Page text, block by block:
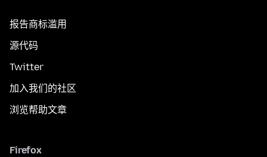
报告商标滥用
源代码
Twitter
加入我们的社区
浏览帮助文章
Firefox